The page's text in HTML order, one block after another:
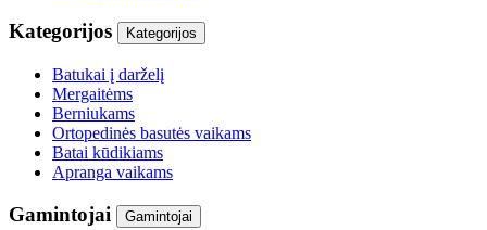
Kategorijos Kategorijos
Batukai į darželį
Mergaitėms
Berniukams
Ortopedinės basutės vaikams
Batai kūdikiams
Apranga vaikams
Gamintojai Gamintojai